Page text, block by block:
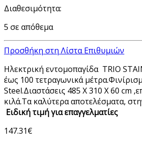
Διαθεσιμότητα:
5 σε απόθεμα
Προσθήκη στη Λίστα Επιθυμιών
Ηλεκτρική εντομοπαγίδα TRIO
έως 100 τετραγωνικά
Steel.Διαστάσεις 485 X 310 X 60 cm
κιλά.Tα καλύτερα αποτελέσματα,
Ειδική τιμή για επαγγελματίες
147.31€